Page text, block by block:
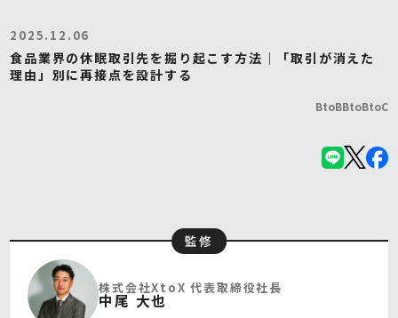
2025.12.06
食品業界の休眠取引先を掘り起こす方法｜「取引が消えた
理由」別に再接点を設計する
BtoBBtoBtoC
監修
株式会社XtoX 代表取締役社長
中尾 大也